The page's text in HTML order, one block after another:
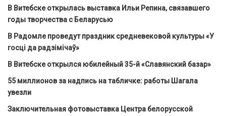
В Витебске открылась выставка Ильи Репина, связавшего
годы творчества с Беларусью
В Радомле проведут праздник средневековой культуры «У
госці да радзімічаў»
В Витебске открылся юбилейный 35-й «Славянский базар»
55 миллионов за надпись на табличке: работы Шагала
увезли
Заключительная фотовыставка Центра белорусской